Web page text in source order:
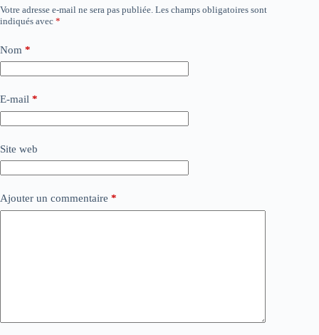
Votre adresse e-mail ne sera pas publiée. Les champs obligatoires sont
indiqués avec *
Nom *
E-mail *
Site web
Ajouter un commentaire *